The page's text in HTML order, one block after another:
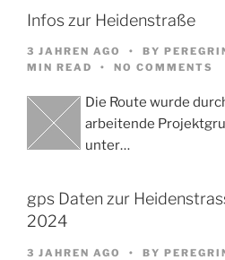
Infos zur Heidenstraße
3 JAHREN AGO BY
MIN READ
NO COMMENTS
Die Route wurde
arbeitende
unter…
gps Daten zur
2024
3 JAHREN AGO BY